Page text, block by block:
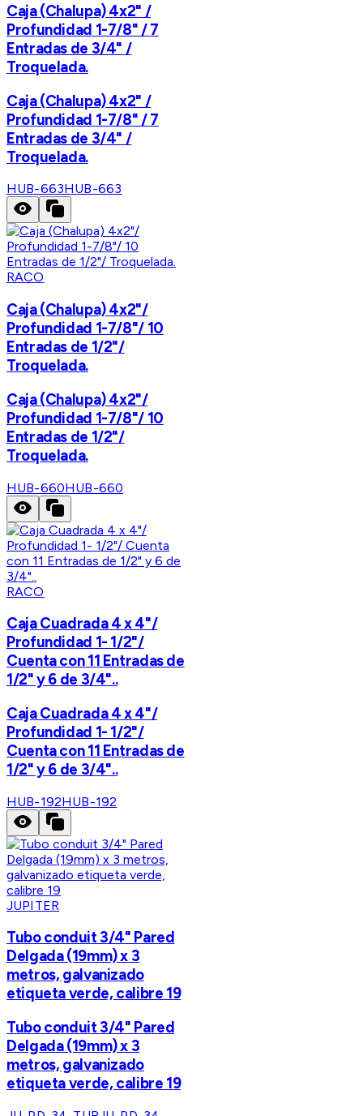
Caja (Chalupa) 4x2" /
Profundidad 1-7/8" / 7
Entradas de 3/4" /
Troquelada.
Caja (Chalupa) 4x2" /
Profundidad 1-7/8" / 7
Entradas de 3/4" /
Troquelada.
HUB-663HUB-663
RACO
Caja (Chalupa) 4x2"/
Profundidad 1-7/8"/ 10
Entradas de 1/2"/
Troquelada.
Caja (Chalupa) 4x2"/
Profundidad 1-7/8"/ 10
Entradas de 1/2"/
Troquelada.
HUB-660HUB-660
RACO
Caja Cuadrada 4 x 4"/
Profundidad 1- 1/2"/
Cuenta con 11 Entradas de
1/2" y 6 de 3/4"..
Caja Cuadrada 4 x 4"/
Profundidad 1- 1/2"/
Cuenta con 11 Entradas de
1/2" y 6 de 3/4"..
HUB-192HUB-192
JUPITER
Tubo conduit 3/4" Pared
Delgada (19mm) x 3
metros, galvanizado
etiqueta verde, calibre 19
Tubo conduit 3/4" Pared
Delgada (19mm) x 3
metros, galvanizado
etiqueta verde, calibre 19